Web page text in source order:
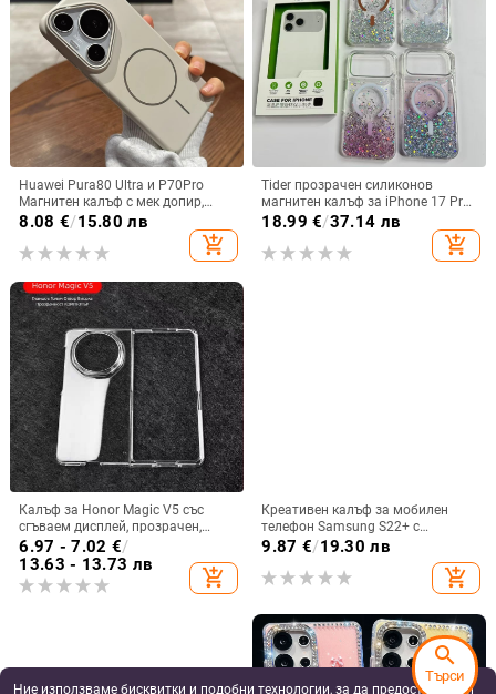
Huawei Pura80 Ultra и P70Pro
Магнитен калъф с мек допир,
ултра тънък PC корпус,
8.08 €/15.80 лв
add_shopping_cart
Tider прозрачен силиконов
магнитен калъф за iPhone 17 Pro
Max, защита срещу падане,
18.99 €/37.14 лв
add_shopping_cart
Калъф за Honor Magic V5 със
сгъваем дисплей, прозрачен,
лъскав, PC материал
6.97 - 7.02 €/
13.63 - 13.73 лв
add_shopping_cart
Креативен калъф за мобилен
телефон Samsung S22+ с
остъклено цвете, защита от
падане, Ultra Film Case за Apple
13
9.87 €/19.30 лв
add_shopping_cart
Ние използваме бисквитки и подобни технологии, за да предоставяме и
search
Търси